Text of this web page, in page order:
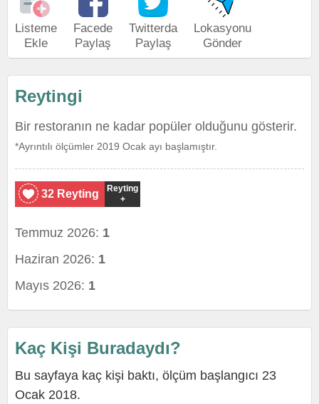
Listeme
Ekle
Facede
Paylaş
Twitterda
Paylaş
Lokasyonu
Gönder
Reytingi
Bir restoranın ne kadar popüler olduğunu gösterir.
*Ayrıntılı ölçümler 2019 Ocak ayı başlamıştır.
32 Reyting
Reyting
+
Temmuz 2026: 1
Haziran 2026: 1
Mayıs 2026: 1
Kaç Kişi Buradaydı?
Bu sayfaya kaç kişi baktı, ölçüm başlangıcı 23
Ocak 2018.